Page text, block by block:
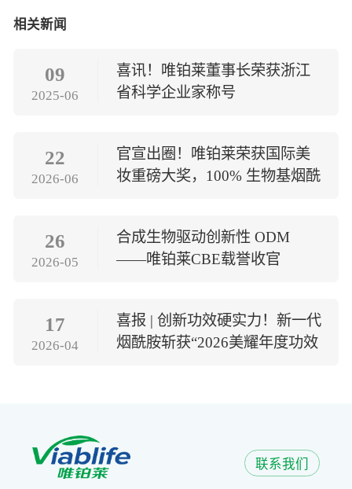
相关新闻
09
2025-06
喜讯！唯铂莱董事长荣获浙江
省科学企业家称号
22
2026-06
官宣出圈！唯铂莱荣获国际美
妆重磅大奖，100% 生物基烟酰
26
2026-05
合成生物驱动创新性 ODM
——唯铂莱CBE载誉收官
17
2026-04
喜报 | 创新功效硬实力！新一代
烟酰胺斩获“2026美耀年度功效
联系我们